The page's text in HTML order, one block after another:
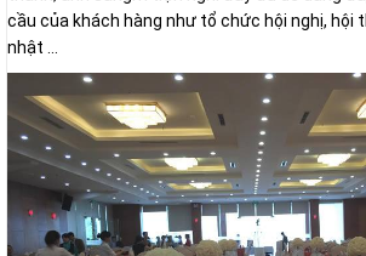
cầu của khách hàng như tổ chức hội nghị, hội
nhật ...